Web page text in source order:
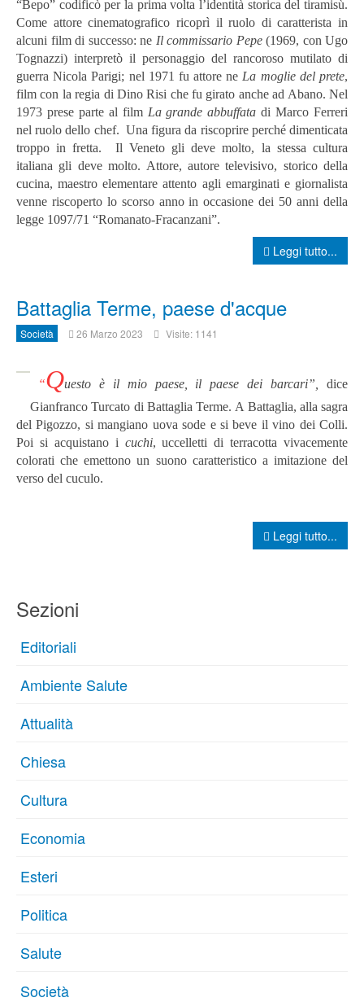
“Bepo” codificò per la prima volta l’identità storica del tiramisù.
Come attore cinematografico ricoprì il ruolo di caratterista in
alcuni film di successo: ne Il commissario Pepe(1969, con Ugo
Tognazzi) interpretò il personaggio del rancoroso mutilato di
guerra Nicola Parigi; nel 1971 fu attore neLa moglie del prete,
film con la regia di Dino Risi che fu girato anche ad Abano. Nel
1973 prese parte al film La grande abbuffata di Marco Ferreri
nel ruolo dello chef. Una figura da riscoprire perché dimenticata
troppo in fretta. Il Veneto gli deve molto, la stessa cultura
italiana gli deve molto. Attore, autore televisivo, storico della
cucina, maestro elementare attento agli emarginati e giornalista
venne riscoperto lo scorso anno in occasione dei 50 anni della
legge 1097/71 “Romanato-Fracanzani”.
Leggi tutto...
Battaglia Terme, paese d'acque
Società 26 Marzo 2023 Visite: 1141
“Questo è il mio paese, il paese deibarcari”,dice
Gianfranco Turcato di Battaglia Terme.A Battaglia, alla sagra
del Pigozzo, si mangiano uova sode e si beve il vino dei Colli.
Poi si acquistano i cuchi, uccelletti di terracotta vivacemente
colorati che emettono un suono caratteristico a imitazione del
verso del cuculo.
Leggi tutto...
Sezioni
Editoriali
Ambiente Salute
Attualità
Chiesa
Cultura
Economia
Esteri
Politica
Salute
Società